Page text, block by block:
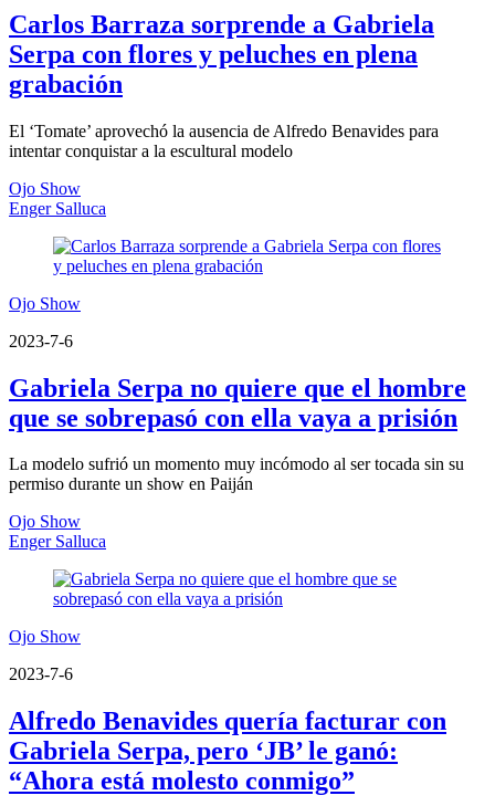
Carlos Barraza sorprende a Gabriela
Serpa con flores y peluches en plena
grabación
El ‘Tomate’ aprovechó la ausencia de Alfredo Benavides para
intentar conquistar a la escultural modelo
Ojo Show
Enger Salluca
Ojo Show
2023-7-6
Gabriela Serpa no quiere que el hombre
que se sobrepasó con ella vaya a prisión
La modelo sufrió un momento muy incómodo al ser tocada sin su
permiso durante un show en Paiján
Ojo Show
Enger Salluca
Ojo Show
2023-7-6
Alfredo Benavides quería facturar con
Gabriela Serpa, pero ‘JB’ le ganó:
“Ahora está molesto conmigo”